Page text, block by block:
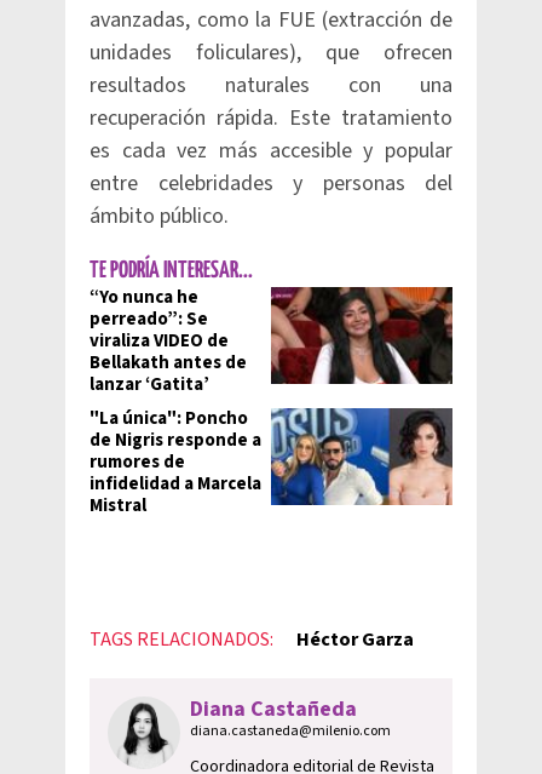
avanzadas, como la FUE (extracción de
unidades foliculares), que ofrecen
resultados naturales con una
recuperación rápida. Este tratamiento
es cada vez más accesible y popular
entre celebridades y personas del
ámbito público.
TE PODRÍA INTERESAR...
“Yo nunca he
perreado”: Se
viraliza VIDEO de
Bellakath antes de
lanzar ‘Gatita’
"La única": Poncho
de Nigris responde a
rumores de
infidelidad a Marcela
Mistral
TAGS RELACIONADOS: Héctor Garza
Diana Castañeda
diana.castaneda@milenio.com
Coordinadora editorial de Revista